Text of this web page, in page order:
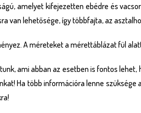
amelyet kifejezetten ebédre és
van lehetősége, így többfajta, az
A méreteket a mérettáblázat fül
ami abban az esetben is fontos
Ha több információra lenne szüksége